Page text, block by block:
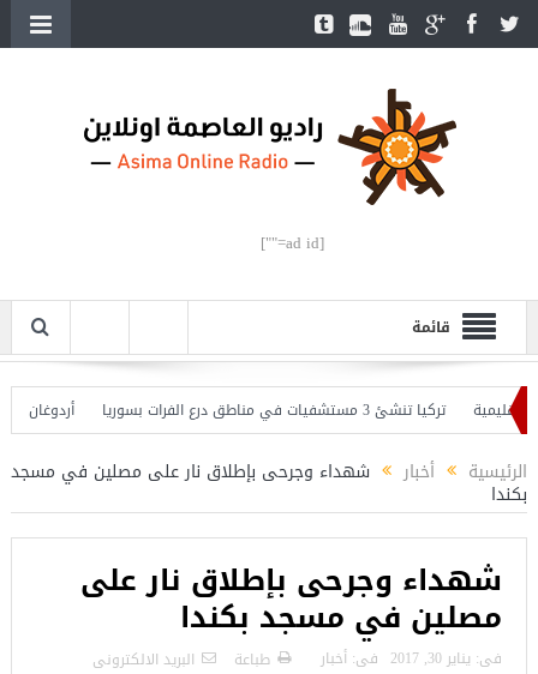
[ad id=""]
قائمة
تركيا تنشئ 3 مستشفيات في مناطق درع الفرات بسوريا
أردوغان يفتتح
الرئيسية أخبار شهداء وجرحى بإطلاق نار على مصلين في مسجد
بكندا
شهداء وجرحى بإطلاق نار على
مصلين في مسجد بكندا
فى: يناير 30, 2017 فى: أخبار طباعة البريد الالكترونى